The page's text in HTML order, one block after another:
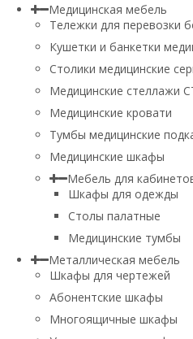
Медицинская мебель
Тележки для перевозки
Кушетки и банкетки
Столики медицинские
Медицинские стеллажи
Медицинские кровати
Тумбы медицинские
Медицинские шкафы
Мебель для
Шкафы для одежды
Столы палатные
Медицинские тумбы
Металлическая мебель
Шкафы для чертежей
Абонентские шкафы
Многоящичные шкафы